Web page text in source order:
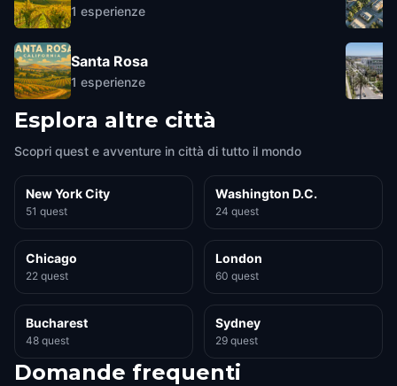
1 esperienze
Santa Rosa
1 esperienze
Esplora altre città
Scopri quest e avventure in città di tutto il mondo
New York City
51 quest
Washington D.C.
24 quest
Chicago
22 quest
London
60 quest
Bucharest
48 quest
Sydney
29 quest
Domande frequenti